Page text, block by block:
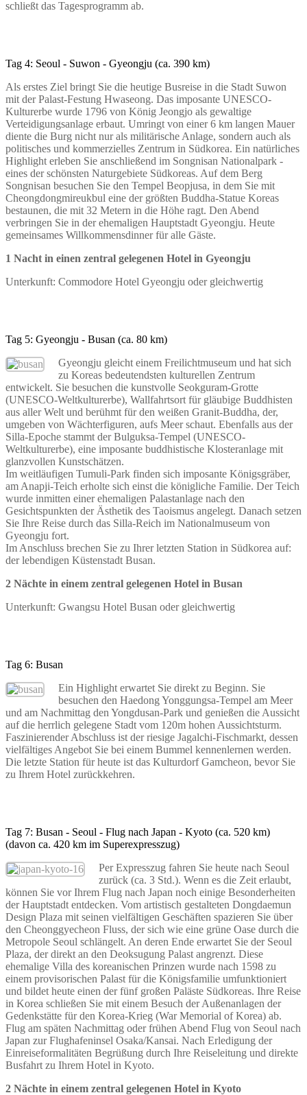
schließt das Tagesprogramm ab.
Tag 4: Seoul - Suwon - Gyeongju (ca. 390 km)
Als erstes Ziel bringt Sie die heutige Busreise in die Stadt Suwon
mit der Palast-Festung Hwaseong. Das imposante UNESCO-
Kulturerbe wurde 1796 von König Jeongjo als gewaltige
Verteidigungsanlage erbaut. Umringt von einer 6 km langen Mauer
diente die Burg nicht nur als militärische Anlage, sondern auch als
politisches und kommerzielles Zentrum in Südkorea. Ein natürliches
Highlight erleben Sie anschließend im Songnisan Nationalpark -
eines der schönsten Naturgebiete Südkoreas. Auf dem Berg
Songnisan besuchen Sie den Tempel Beopjusa, in dem Sie mit
Cheongdongmireukbul eine der größten Buddha-Statue Koreas
bestaunen, die mit 32 Metern in die Höhe ragt. Den Abend
verbringen Sie in der ehemaligen Hauptstadt Gyeongju. Heute
gemeinsames Willkommensdinner für alle Gäste.
1 Nacht in einen zentral gelegenen Hotel in Gyeongju
Unterkunft: Commodore Hotel Gyeongju oder gleichwertig
Tag 5: Gyeongju - Busan (ca. 80 km)
Gyeongju gleicht einem Freilichtmuseum und hat sich
zu Koreas bedeutendsten kulturellen Zentrum
entwickelt. Sie besuchen die kunstvolle Seokguram-Grotte
(UNESCO-Weltkulturerbe), Wallfahrtsort für gläubige Buddhisten
aus aller Welt und berühmt für den weißen Granit-Buddha, der,
umgeben von Wächterfiguren, aufs Meer schaut. Ebenfalls aus der
Silla-Epoche stammt der Bulguksa-Tempel (UNESCO-
Weltkulturerbe), eine imposante buddhistische Klosteranlage mit
glanzvollen Kunstschätzen.
Im weitläufigen Tumuli-Park finden sich imposante Königsgräber,
am Anapji-Teich erholte sich einst die königliche Familie. Der Teich
wurde inmitten einer ehemaligen Palastanlage nach den
Gesichtspunkten der Ästhetik des Taoismus angelegt. Danach setzen
Sie Ihre Reise durch das Silla-Reich im Nationalmuseum von
Gyeongju fort.
Im Anschluss brechen Sie zu Ihrer letzten Station in Südkorea auf:
der lebendigen Küstenstadt Busan.
2 Nächte in einem zentral gelegenen Hotel in Busan
Unterkunft: Gwangsu Hotel Busan oder gleichwertig
Tag 6: Busan
Ein Highlight erwartet Sie direkt zu Beginn. Sie
besuchen den Haedong Yonggungsa-Tempel am Meer
und am Nachmittag den Yongdusan-Park und genießen die Aussicht
auf die herrlich gelegene Stadt vom 120m hohen Aussichtsturm.
Faszinierender Abschluss ist der riesige Jagalchi-Fischmarkt, dessen
vielfältiges Angebot Sie bei einem Bummel kennenlernen werden.
Die letzte Station für heute ist das Kulturdorf Gamcheon, bevor Sie
zu Ihrem Hotel zurückkehren.
Tag 7: Busan - Seoul - Flug nach Japan - Kyoto (ca. 520 km)
(davon ca. 420 km im Superexpresszug)
Per Expresszug fahren Sie heute nach Seoul
zurück (ca. 3 Std.). Wenn es die Zeit erlaubt,
können Sie vor Ihrem Flug nach Japan noch einige Besonderheiten
der Hauptstadt entdecken. Vom artistisch gestalteten Dongdaemun
Design Plaza mit seinen vielfältigen Geschäften spazieren Sie über
den Cheonggyecheon Fluss, der sich wie eine grüne Oase durch die
Metropole Seoul schlängelt. An deren Ende erwartet Sie der Seoul
Plaza, der direkt an den Deoksugung Palast angrenzt. Diese
ehemalige Villa des koreanischen Prinzen wurde nach 1598 zu
einem provisorischen Palast für die Königsfamilie umfunktioniert
und bildet heute einen der fünf großen Paläste Südkoreas. Ihre Reise
in Korea schließen Sie mit einem Besuch der Außenanlagen der
Gedenkstätte für den Korea-Krieg (War Memorial of Korea) ab.
Flug am späten Nachmittag oder frühen Abend Flug von Seoul nach
Japan zur Flughafeninsel Osaka/Kansai. Nach Erledigung der
Einreiseformalitäten Begrüßung durch Ihre Reiseleitung und direkte
Busfahrt zu Ihrem Hotel in Kyoto.
2 Nächte in einem zentral gelegenen Hotel in Kyoto